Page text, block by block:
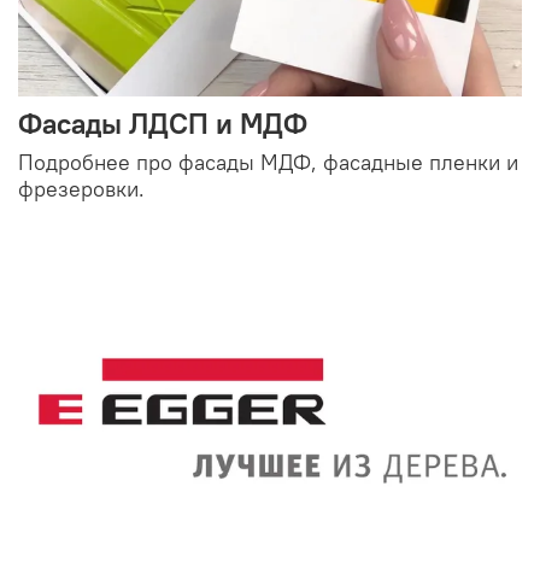
Фасады ЛДСП и МДФ
Подробнее про фасады МДФ, фасадные пленки и
фрезеровки.